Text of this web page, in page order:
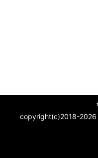
copyright(c)2018-2026